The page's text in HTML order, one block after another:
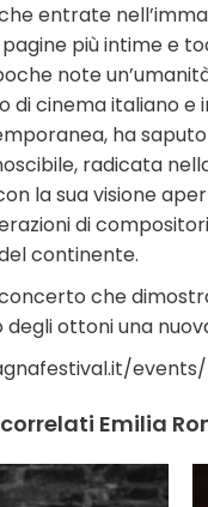
entrate
più intime e
note
cinema italiano e
ha
radicata
la sua visione
di
continente.
che
ottoni una
Emilia